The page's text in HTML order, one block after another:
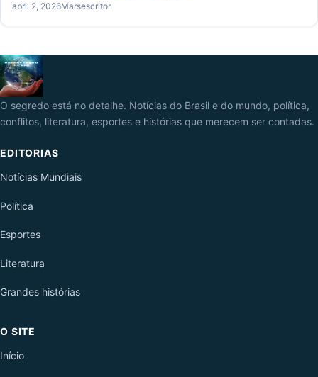
abril 2, 2026Marsescritor
O segredo está no detalhe. Notícias do Brasil e do mundo, política,
conflitos, literatura, esportes e histórias que merecem ser contadas.
EDITORIAS
Notícias Mundiais
Política
Esportes
Literatura
Grandes histórias
O SITE
Início